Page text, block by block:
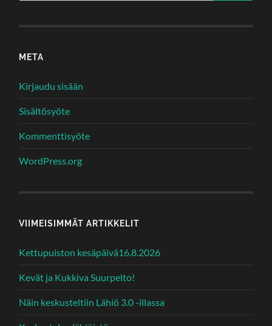
META
Kirjaudu sisään
Sisältösyöte
Kommenttisyöte
WordPress.org
VIIMEISIMMÄT ARTIKKELIT
Kettupuiston kesäpäivä16.8.2026
Kevät ja Kukkiva Suurpelto!
Näin keskusteltiin Lähiö 3.0 -illassa